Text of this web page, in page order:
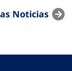
Noticias